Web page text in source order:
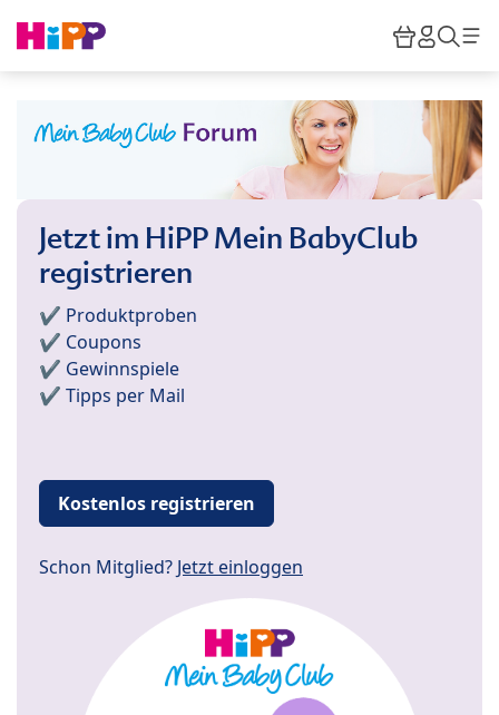
HiPP
Jetzt im HiPP Mein BabyClub
registrieren
✔️ Produktproben
✔️ Coupons
✔️ Gewinnspiele
✔️ Tipps per Mail
Kostenlos registrieren
Schon Mitglied? Jetzt einloggen